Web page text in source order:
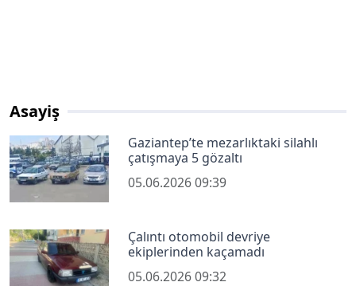
Asayiş
Gaziantep’te mezarlıktaki silahlı
çatışmaya 5 gözaltı
05.06.2026 09:39
Çalıntı otomobil devriye
ekiplerinden kaçamadı
05.06.2026 09:32